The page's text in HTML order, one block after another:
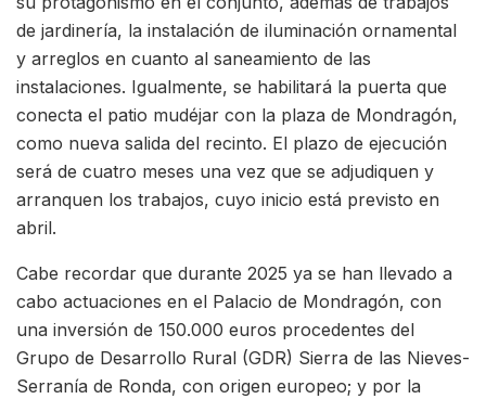
de jardinería, la instalación de iluminación ornamental
y arreglos en cuanto al saneamiento de las
instalaciones. Igualmente, se habilitará la puerta que
conecta el patio mudéjar con la plaza de Mondragón,
como nueva salida del recinto. El plazo de ejecución
será de cuatro meses una vez que se adjudiquen y
arranquen los trabajos, cuyo inicio está previsto en
abril.
Cabe recordar que durante 2025 ya se han llevado a
cabo actuaciones en el Palacio de Mondragón, con
una inversión de 150.000 euros procedentes del
Grupo de Desarrollo Rural (GDR) Sierra de las Nieves-
Serranía de Ronda, con origen europeo; y por la